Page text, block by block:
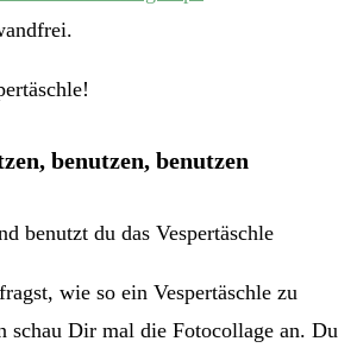
benutzen, benutzen
wie so ein Vespertäschle zu
schau Dir mal die Fotocollage an. Du